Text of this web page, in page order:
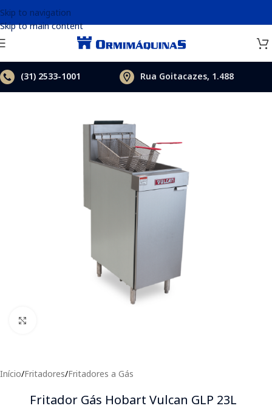
Skip to navigation
Skip to main content
(31) 2533-1001 Rua Goitacazes, 1.488
Início/Fritadores/Fritadores a Gás
Fritador Gás Hobart Vulcan GLP 23L